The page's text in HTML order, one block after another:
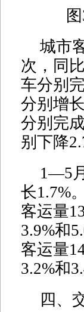
城市
次，同
车分别
分别增
分别完
别下降
1—5
长1.7%
客运量
3.9%和
客运量
3.2%和
四、